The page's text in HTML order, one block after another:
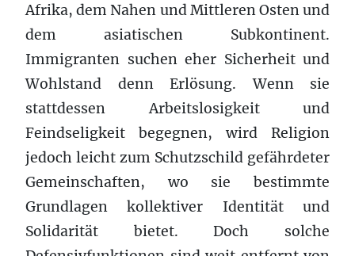
Afrika, dem Nahen und Mittleren Osten und
dem asiatischen Subkontinent.
Immigranten suchen eher Sicherheit und
Wohlstand denn Erlösung. Wenn sie
stattdessen Arbeitslosigkeit und
Feindseligkeit begegnen, wird Religion
jedoch leicht zum Schutzschild gefährdeter
Gemeinschaften, wo sie bestimmte
Grundlagen kollektiver Identität und
Solidarität bietet. Doch solche